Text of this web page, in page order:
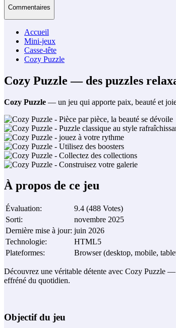
Commentaires
Accueil
Mini-jeux
Casse-tête
Cozy Puzzle
Cozy Puzzle — des puzzles
Cozy Puzzle — un jeu qui apporte paix, beauté et
À propos de ce jeu
Évaluation: 9.4 (488 Votes)
Sorti:
novembre 2025
Dernière mise à jour: juin 2026
Technologie:
HTML5
Plateformes: Browser (desktop, mobile,
Découvrez une véritable détente avec Cozy Puzzle —
effréné du quotidien.
Objectif du jeu